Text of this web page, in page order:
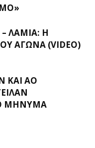
ΛΑΜΊΑ: Η
ΑΓΏΝΑ (VIDEO)
ΚΑΙ ΑΟ
ΜΉΝΥΜΑ